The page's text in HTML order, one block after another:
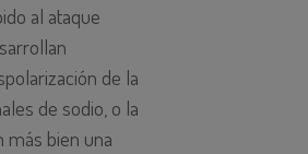
al ataque
de la
de sodio, o la
bien una